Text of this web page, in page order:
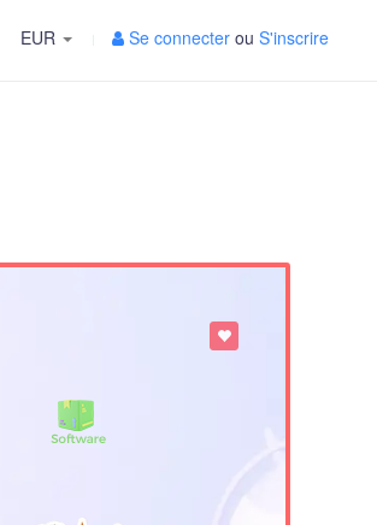
EUR Se connecter ou S'inscrire